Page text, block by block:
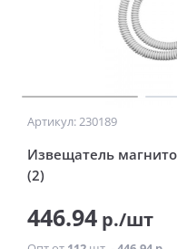
Артикул: 230189
Извещатель
(2)
446.94 р./шт